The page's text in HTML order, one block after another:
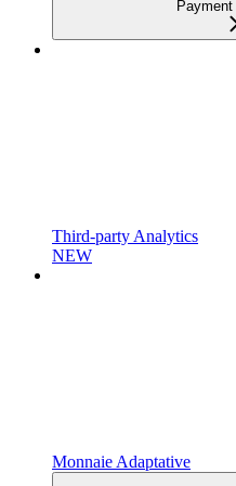
Third-party Analytics
NEW
Monnaie Adaptative